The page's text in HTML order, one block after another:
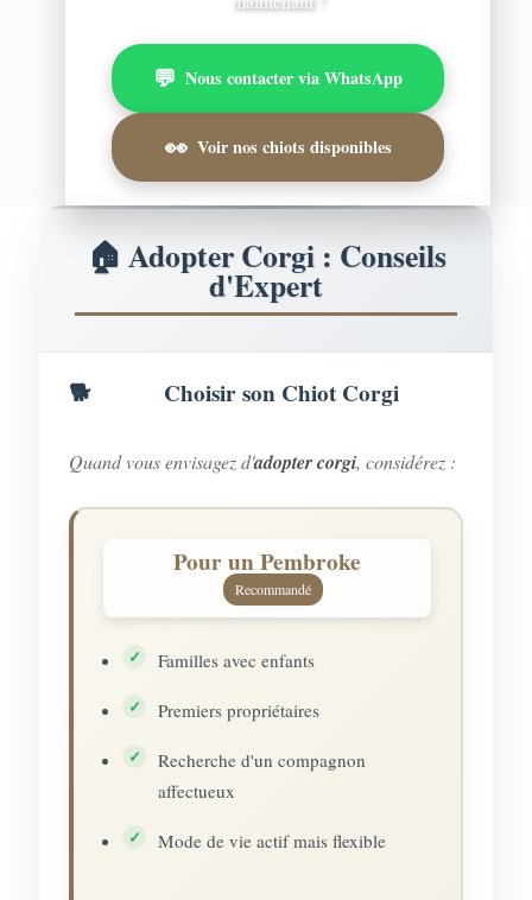
💬 Nous contacter via WhatsApp
👀 Voir nos chiots disponibles
🏠 Adopter Corgi : Conseils
d'Expert
Choisir son Chiot Corgi
Quand vous envisagez d'adopter corgi, considérez :
Pour un Pembroke
Recommandé
Familles avec enfants
Premiers propriétaires
Recherche d'un compagnon
affectueux
Mode de vie actif mais flexible